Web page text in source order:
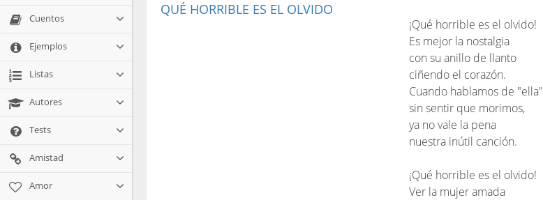
Cuentos
Ejemplos
Listas
Autores
Tests
Amistad
Amor
QUÉ HORRIBLE ES EL OLVIDO
¡Qué horrible es el olvido!
Es mejor la nostalgia
con su anillo de llanto
ciñendo el corazón.
Cuando hablamos de "ella"
sin sentir que morimos,
ya no vale la pena
nuestra inútil canción.
¡Qué horrible es el olvido!
Ver la mujer amada